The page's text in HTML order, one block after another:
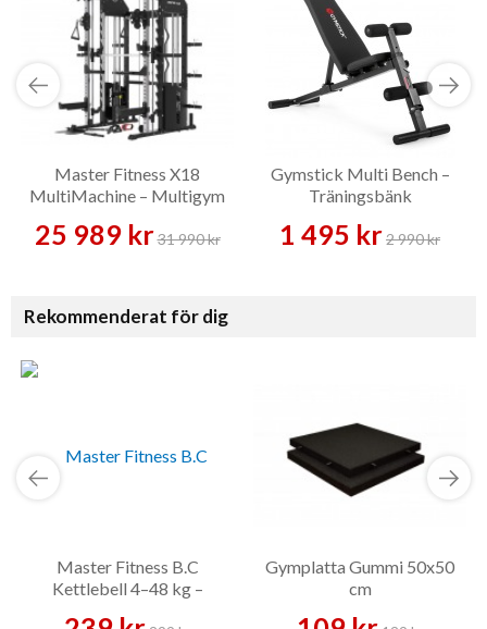
Master Fitness X18
MultiMachine – Multigym
25 989 kr31 990 kr
Gymstick Multi Bench –
Träningsbänk
1 495 kr2 990 kr
Rekommenderat för dig
Master Fitness B.C
Kettlebell 4–48 kg –
Gymplatta Gummi 50x50
cm